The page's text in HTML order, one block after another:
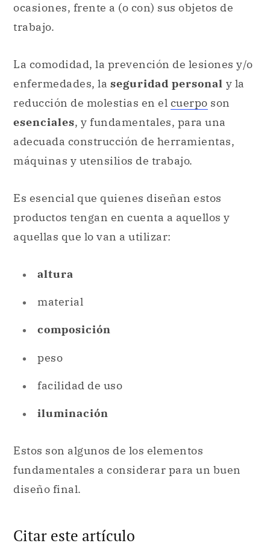
ocasiones, frente a (o con) sus objetos de
trabajo.
La comodidad, la prevención de lesiones y/o
enfermedades, la seguridad personal y la
reducción de molestias en el cuerpo son
esenciales, y fundamentales, para una
adecuada construcción de herramientas,
máquinas y utensilios de trabajo.
Es esencial que quienes diseñan estos
productos tengan en cuenta a aquellos y
aquellas que lo van a utilizar:
altura
material
composición
peso
facilidad de uso
iluminación
Estos son algunos de los elementos
fundamentales a considerar para un buen
diseño final.
Citar este artículo